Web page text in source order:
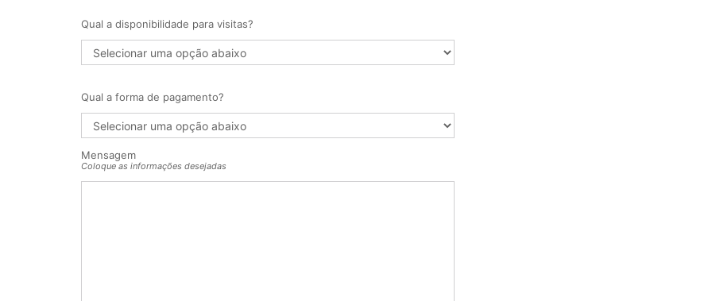
Qual a disponibilidade para visitas?
Qual a forma de pagamento?
Mensagem
Coloque as informações desejadas